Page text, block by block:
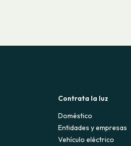
Contrata la luz
Doméstico
Entidades y empresas
Vehículo eléctrico